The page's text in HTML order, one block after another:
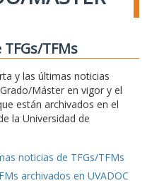
TFMs
y las últimas noticias
Máster en vigor y el
están archivados en el
la Universidad de
noticias de TFGs/TFMs
archivados en UVADOC